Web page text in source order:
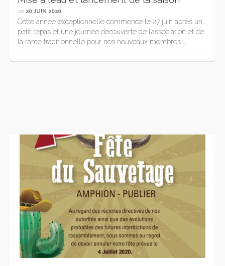
on 20 JUIN 2020
Cette année exceptionnelle commence le 27 juin après un
petit repas et une journée découverte de l’association et de
la rame traditionnelle pour nos nouveaux membres ….